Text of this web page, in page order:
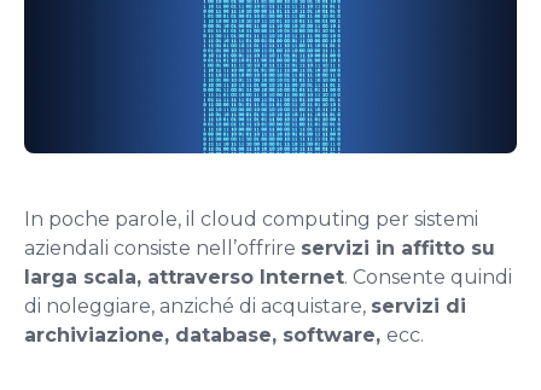
In poche parole, il cloud computing per sistemi
aziendali consiste nell’offrire servizi in affitto su
larga scala, attraverso Internet. Consente quindi
di noleggiare, anziché di acquistare, servizi di
archiviazione, database, software, ecc.